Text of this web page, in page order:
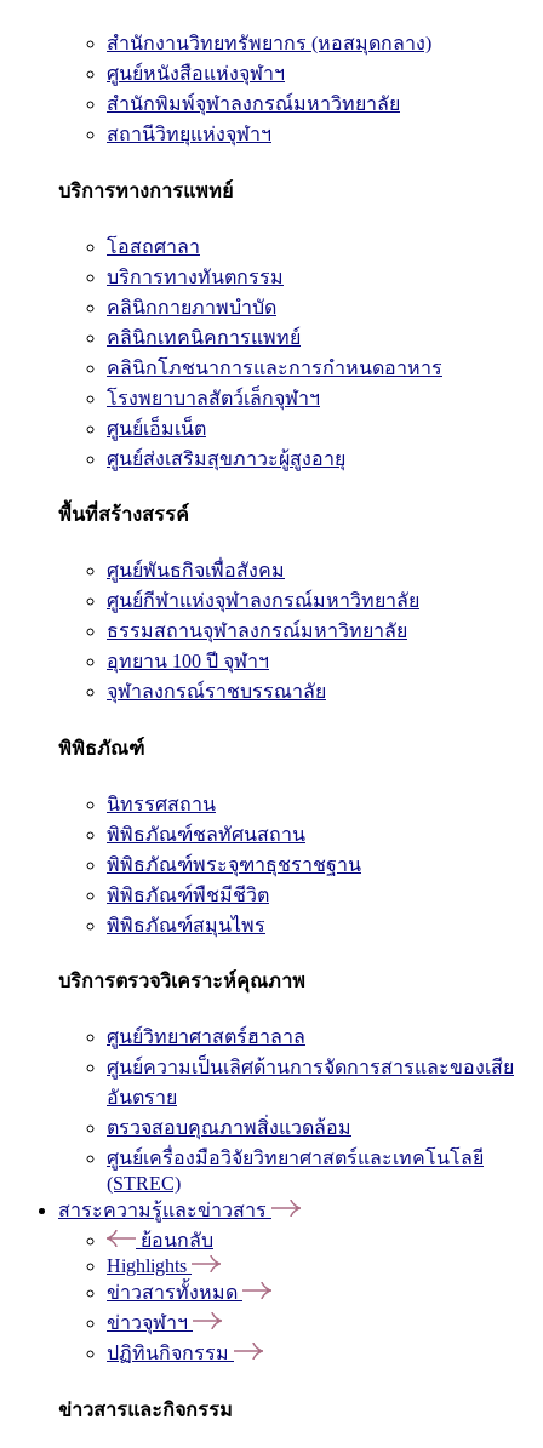
สำนักงานวิทยทรัพยากร (หอสมุดกลาง)
ศูนย์หนังสือแห่งจุฬาฯ
สำนักพิมพ์จุฬาลงกรณ์มหาวิทยาลัย
สถานีวิทยุแห่งจุฬาฯ
บริการทางการแพทย์
โอสถศาลา
บริการทางทันตกรรม
คลินิกกายภาพบำบัด
คลินิกเทคนิคการแพทย์
คลินิกโภชนาการและการกำหนดอาหาร
โรงพยาบาลสัตว์เล็กจุฬาฯ
ศูนย์เอ็มเน็ต
ศูนย์ส่งเสริมสุขภาวะผู้สูงอายุ
พื้นที่สร้างสรรค์
ศูนย์พันธกิจเพื่อสังคม
ศูนย์กีฬาแห่งจุฬาลงกรณ์มหาวิทยาลัย
ธรรมสถานจุฬาลงกรณ์มหาวิทยาลัย
อุทยาน 100 ปี จุฬาฯ
จุฬาลงกรณ์ราชบรรณาลัย
พิพิธภัณฑ์
นิทรรศสถาน
พิพิธภัณฑ์ชลทัศนสถาน
พิพิธภัณฑ์พระจุฑาธุชราชฐาน
พิพิธภัณฑ์พืชมีชีวิต
พิพิธภัณฑ์สมุนไพร
บริการตรวจวิเคราะห์คุณภาพ
ศูนย์วิทยาศาสตร์ฮาลาล
ศูนย์ความเป็นเลิศด้านการจัดการสารและของเสีย
อันตราย
ตรวจสอบคุณภาพสิ่งแวดล้อม
ศูนย์เครื่องมือวิจัยวิทยาศาสตร์และเทคโนโลยี
(STREC)
สาระความรู้และข่าวสาร
ย้อนกลับ
Highlights
ข่าวสารทั้งหมด
ข่าวจุฬาฯ
ปฏิทินกิจกรรม
ข่าวสารและกิจกรรม